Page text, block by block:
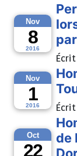
8
Nov
2016
1
Nov
2016
22
Oct
de